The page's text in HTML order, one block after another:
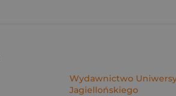
Wydawnictwo
Jagiellońskiego